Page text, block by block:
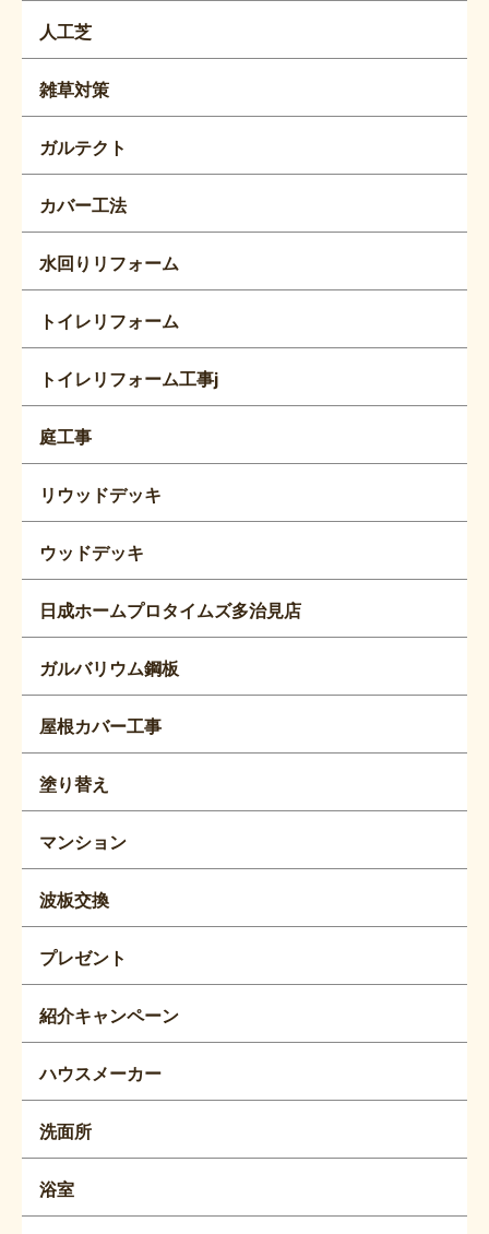
人工芝
雑草対策
ガルテクト
カバー工法
水回りリフォーム
トイレリフォーム
トイレリフォーム工事j
庭工事
リウッドデッキ
ウッドデッキ
日成ホームプロタイムズ多治見店
ガルバリウム鋼板
屋根カバー工事
塗り替え
マンション
波板交換
プレゼント
紹介キャンペーン
ハウスメーカー
洗面所
浴室